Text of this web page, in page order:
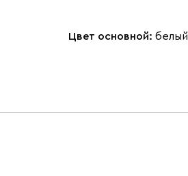
Цвет основной: белый